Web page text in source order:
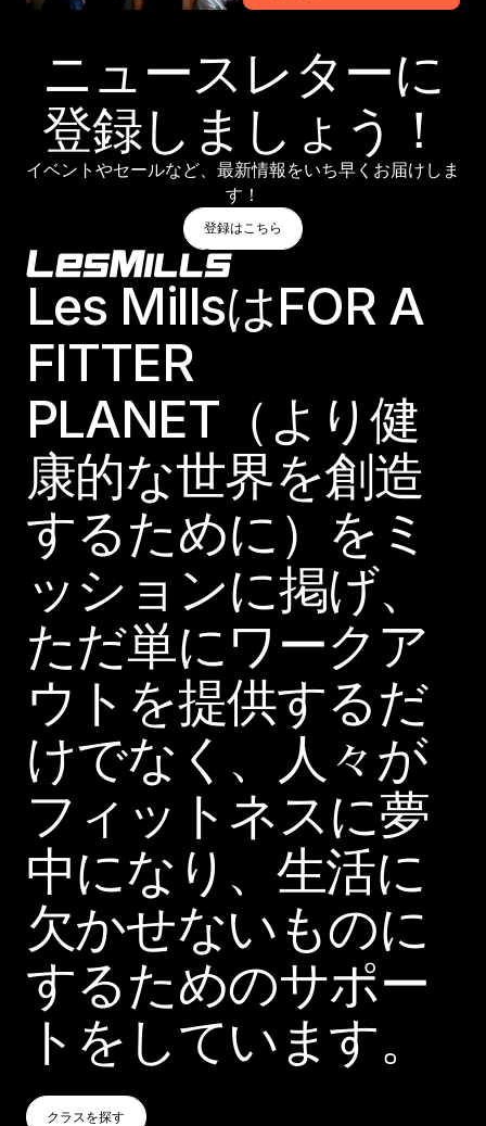
ニュースレターに
登録しましょう！
イベントやセールなど、最新情報をいち早くお届けしま
す！
登録はこちら
登録はこちら
登録はこちら
Footer
Les MillsはFOR A
FITTER
PLANET（より健
康的な世界を創造
するために）をミ
ッションに掲げ、
ただ単にワークア
ウトを提供するだ
けでなく、人々が
フィットネスに夢
中になり、生活に
欠かせないものに
するためのサポー
トをしています。
クラスを探す
クラスを探す